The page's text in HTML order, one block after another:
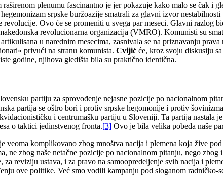
raširenom plenumu fascinantno je jer pokazuje kako malo se čak i
srpske buržoazije smatrali za glavni izvor
Ovo će se promeniti u svega par meseci. Glavni
revolucionarna organizacija (VMRO). Komunisti su
u narednim mesecima, zasnivala se na priznavanju
privući na stranu komunista. Cvijić će, kroz svoju diskusiju sa
godine, njihova gledišta bila su praktično identična.
partiju za sprovođenje nejasne pozicije po nacionalnom
partija se oštro bori i protiv srpske hegomonije i protiv
i centrumašku partiju u Sloveniji. Ta partija nastala
o taktici jedinstvenog fronta.[3] Ovo je bila velika pobeda naše
veoma komplikovano zbog mnoštva nacija i plemena koja žive
ne zbog naše netačne pozicije po nacionalnom pitanju, nego
za reviziju ustava, i za pravo na samoopredeljenje svih nacija i
ove politike. Već smo vodili kampanju pod sloganom radničko-